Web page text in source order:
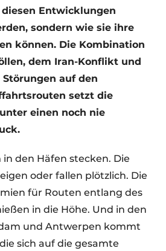
diesen Entwicklungen
sondern wie sie ihre
können. Die Kombination
dem Iran-Konflikt und
auf den
setzt die
einen noch nie
den Häfen stecken. Die
oder fallen plötzlich. Die
für Routen entlang des
in die Höhe. Und in den
und Antwerpen kommt
sich auf die gesamte